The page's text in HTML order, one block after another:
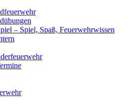
– Spiel, Spaß, Feuerwehrwissen